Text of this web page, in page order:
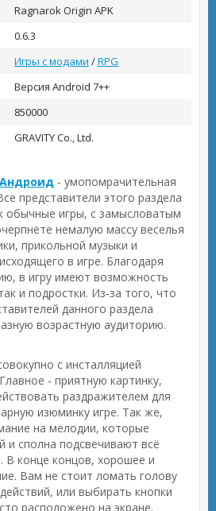
Ragnarok Origin APK
0.6.3
Игры с модами /RPG
Версия Android 7++
850000
GRAVITY Co., Ltd.
- умопомрачительная
представители этого раздела
обычные игры, с замысловатым
немалую массу веселья
прикольной музыки и
в игре. Благодаря
в игру имеют возможность
и подростки. Из-за того, что
данного раздела
возрастную аудиторию.
с инсталляцией
- приятную картинку,
раздражителем для
изюминку игре. Так же,
на мелодии, которые
и сполна подсвечивают всё
В конце концов, хорошее и
Вам не стоит ломать голову
или выбирать кнопки
расположено на экране.